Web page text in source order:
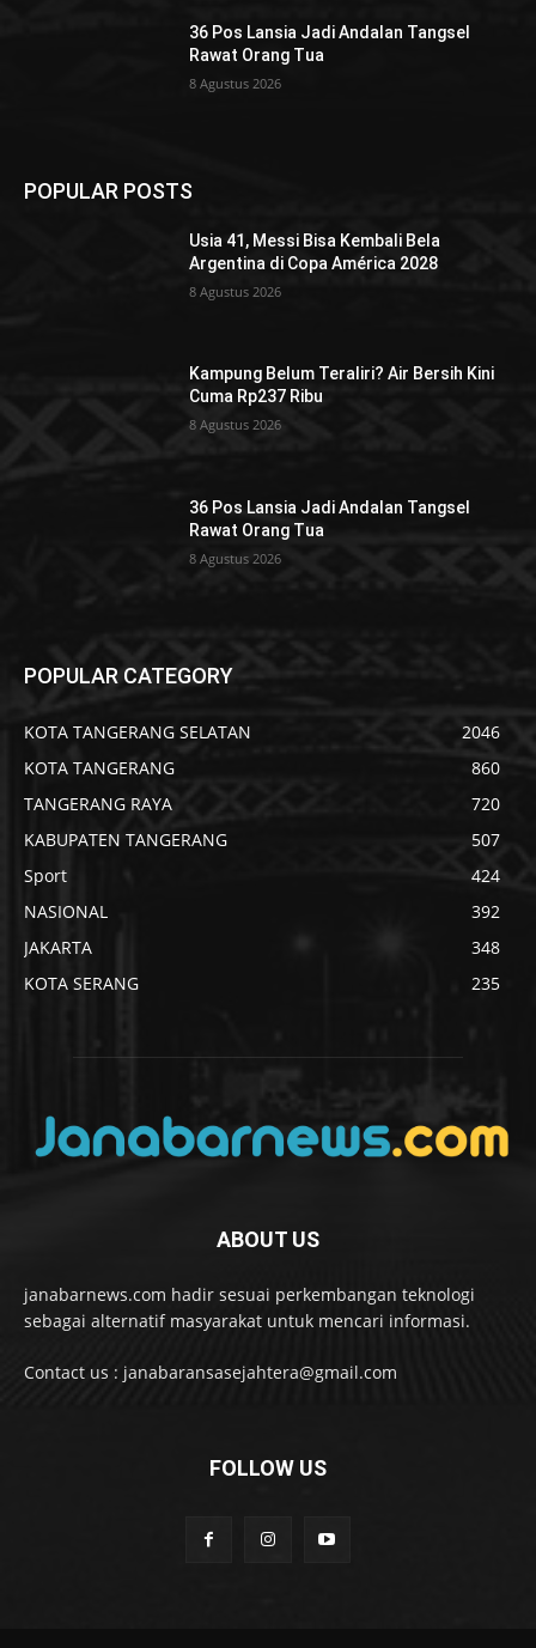
36 Pos Lansia Jadi Andalan Tangsel
Rawat Orang Tua
8 Agustus 2026
POPULAR POSTS
Usia 41, Messi Bisa Kembali Bela
Argentina di Copa América 2028
8 Agustus 2026
Kampung Belum Teraliri? Air Bersih Kini
Cuma Rp237 Ribu
8 Agustus 2026
36 Pos Lansia Jadi Andalan Tangsel
Rawat Orang Tua
8 Agustus 2026
POPULAR CATEGORY
KOTA TANGERANG SELATAN
2046
KOTA TANGERANG
860
TANGERANG RAYA
720
KABUPATEN TANGERANG
507
Sport
424
NASIONAL
392
JAKARTA
348
KOTA SERANG
235
ABOUT US
janabarnews.com hadir sesuai perkembangan teknologi
sebagai alternatif masyarakat untuk mencari informasi.
Contact us : janabaransasejahtera@gmail.com
FOLLOW US